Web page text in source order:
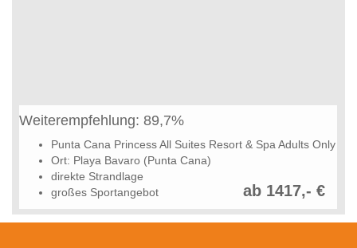
Weiterempfehlung: 89,7%
Punta Cana Princess All Suites Resort & Spa Adults Only
Ort: Playa Bavaro (Punta Cana)
direkte Strandlage
großes Sportangebot
ab 1417,- €